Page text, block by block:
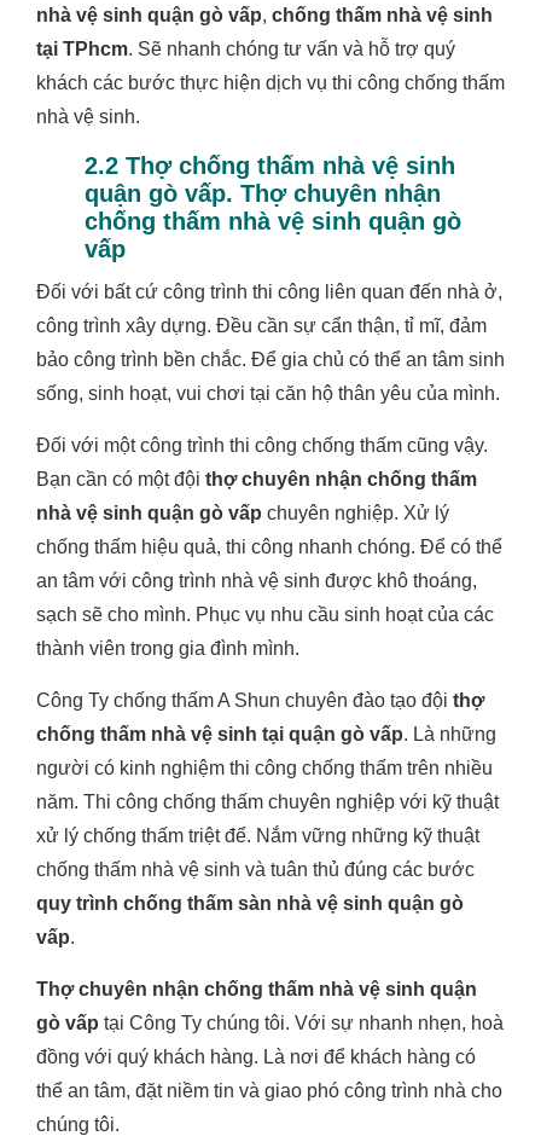
nhà vệ sinh quận gò vấp, chống thấm nhà vệ sinh
tại TPhcm. Sẽ nhanh chóng tư vấn và hỗ trợ quý
khách các bước thực hiện dịch vụ thi công chống thấm
nhà vệ sinh.
2.2 Thợ chống thấm nhà vệ sinh
quận gò vấp. Thợ chuyên nhận
chống thấm nhà vệ sinh quận gò
vấp
Đối với bất cứ công trình thi công liên quan đến nhà ở,
công trình xây dựng. Đều cần sự cẩn thận, tỉ mĩ, đảm
bảo công trình bền chắc. Để gia chủ có thể an tâm sinh
sống, sinh hoạt, vui chơi tại căn hộ thân yêu của mình.
Đối với một công trình thi công chống thấm cũng vậy.
Bạn cần có một đội thợ chuyên nhận chống thấm
nhà vệ sinh quận gò vấp chuyên nghiệp. Xử lý
chống thấm hiệu quả, thi công nhanh chóng. Để có thể
an tâm với công trình nhà vệ sinh được khô thoáng,
sạch sẽ cho mình. Phục vụ nhu cầu sinh hoạt của các
thành viên trong gia đình mình.
Công Ty chống thấm A Shun chuyên đào tạo đội thợ
chống thấm nhà vệ sinh tại quận gò vấp. Là những
người có kinh nghiệm thi công chống thấm trên nhiều
năm. Thi công chống thấm chuyên nghiệp với kỹ thuật
xử lý chống thấm triệt để. Nắm vững những kỹ thuật
chống thấm nhà vệ sinh và tuân thủ đúng các bước
quy trình chống thấm sàn nhà vệ sinh quận gò
vấp.
Thợ chuyên nhận chống thấm nhà vệ sinh quận
gò vấp tại Công Ty chúng tôi. Với sự nhanh nhẹn, hoà
đồng với quý khách hàng. Là nơi để khách hàng có
thể an tâm, đặt niềm tin và giao phó công trình nhà cho
chúng tôi.